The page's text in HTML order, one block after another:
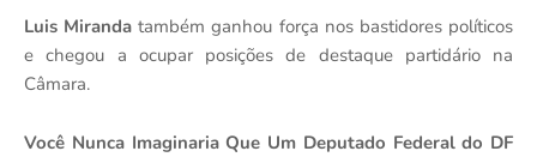
Luis Mirandatambém ganhou força nos bastidores políticos
e chegou a ocupar posições de destaque partidário na
Câmara.
Você Nunca Imaginaria Que Um Deputado Federal do DF